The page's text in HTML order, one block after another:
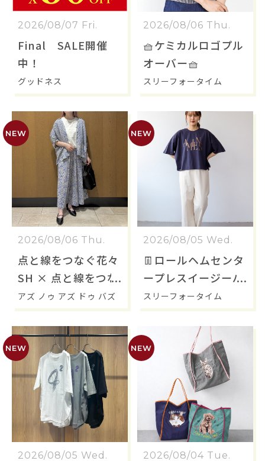
2026/08/07 Fri.
Final SALE開催
中！
グッドネス
2026/08/06 Thu.
🧺ケミカルロゴプル
オーバー🧺
スリーフォータイム
2026/08/06 Thu.
点と線をつなぐ花々
SH × 点と線をつな
ぐ花々WPT
アズ ノゥ アズ ドゥ バズ
2026/08/05 Wed.
👖ロールヘムセンタ
ープレスイージーパ
ンツ👖
スリーフォータイム
2026/08/05 Wed. 2026/08/04 Tue.